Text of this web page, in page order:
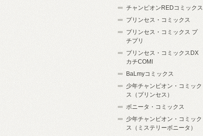
チャンピオンREDコミックス
プリンセス・コミックス
プリンセス・コミックス プ
チプリ
プリンセス・コミックスDX
カチCOMI
BaLmyコミックス
少年チャンピオン・コミック
ス（プリンセス）
ボニータ・コミックス
少年チャンピオン・コミック
ス（ミステリーボニータ）